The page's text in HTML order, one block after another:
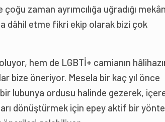
zaman ayrımcılığa uğradığı
dâhil etme fikri ekip olarak bizi çok
hem de LGBTİ+ camianın
bize öneriyor. Mesela bir kaç yıl önce
lubunya ordusu halinde gezerek,
dönüştürmek için epey aktif bir